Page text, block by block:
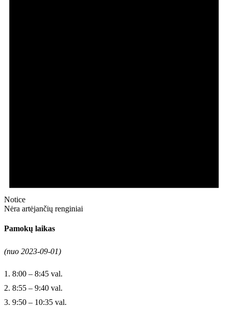
Notice
Nėra artėjančių renginiai
Pamokų laikas
(nuo 2023-09-01)
1. 8:00 – 8:45 val.
2. 8:55 – 9:40 val.
3. 9:50 – 10:35 val.